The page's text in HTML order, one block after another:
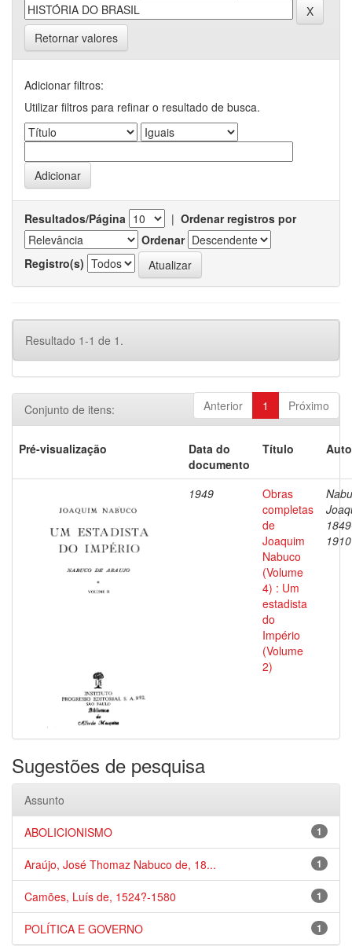
Retornar valores
Adicionar filtros:
Utilizar filtros para refinar o resultado de busca.
Resultados/Página | Ordenar registros por
Ordenar
Registro(s)
Resultado 1-1 de 1.
Anterior 1 Próximo
Conjunto de itens:
Pré-visualização
Data do
documento
Título
1949
Obras
completas
de
Joaquim
Nabuco
(Volume
4) : Um
estadista
do
Império
(Volume
2)
1910
Sugestões de pesquisa
Assunto
1
ABOLICIONISMO
1
Araújo, José Thomaz Nabuco de, 18...
1
Camões, Luís de, 1524?-1580
1
POLÍTICA E GOVERNO